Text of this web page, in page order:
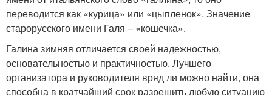
переводится как «курица» или «цыпленок». Значение
старорусского имени Галя – «кошечка».
Галина зимняя отличается своей надежностью,
основательностью и практичностью. Лучшего
организатора и руководителя вряд ли можно найти, она
способна в кратчайший срок разрешить любую ситуацию